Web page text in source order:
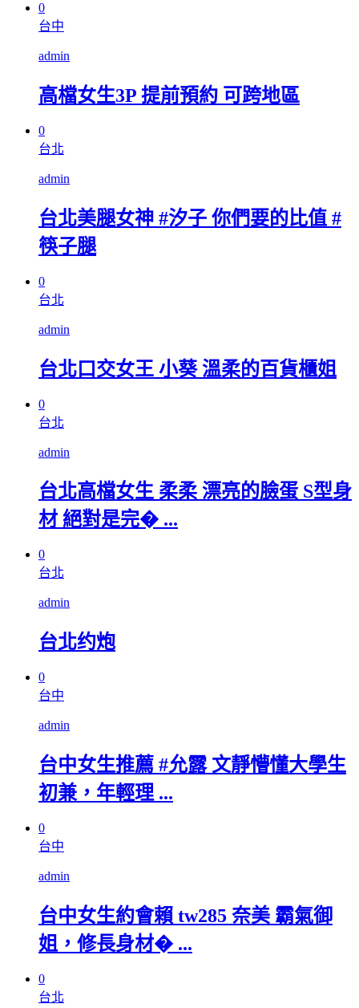
0
台中
admin
高檔女生3P 提前預約 可跨地區
0
台北
admin
台北美腿女神 #汐子 你們要的比值 #
筷子腿
0
台北
admin
台北口交女王 小葵 溫柔的百貨櫃姐
0
台北
admin
台北高檔女生 柔柔 漂亮的臉蛋 S型身
材 絕對是完� ...
0
台北
admin
台北约炮
0
台中
admin
台中女生推薦 #允露 文靜懵懂大學生
初兼，年輕理 ...
0
台中
admin
台中女生約會賴 tw285 奈美 霸氣御
姐，修長身材� ...
0
台北